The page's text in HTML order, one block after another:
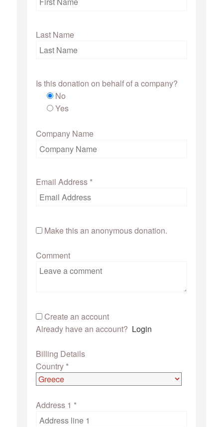
Last Name
Is this donation on behalf of a company?
No
Yes
Company Name
Email Address *
Make this an anonymous donation.
Comment
Create an account
Already have an account? Login
Billing Details
Country *
Address 1 *